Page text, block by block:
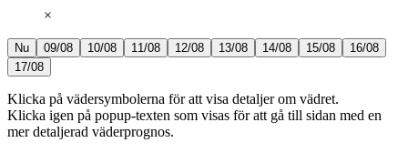
×
Nu 09/08 10/08 11/08 12/08 13/08 14/08 15/08
16/08
17/08
Klicka på vädersymbolerna för att visa detaljer om vädret.
Klicka igen på popup-texten som visas för att gå till sidan med en
mer detaljerad väderprognos.